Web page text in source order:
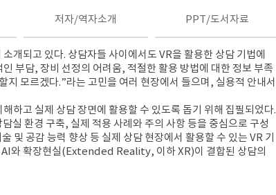
저자/역자소개 PPT/도서자료
되고 있다. 상담자들 사이에서도 VR을 활용한 상담 기법에
부담, 장비 선정의 어려움, 적절한 활용 방법에 대한 정보 부족
모르겠다.”라는 고민을 여러 현장에서 들으며, 실용적 안내서
하고 실제 상담 장면에 활용할 수 있도록 돕기 위해 집필되었다.
실 환경 구축, 실제 적용 사례와 주의 사항 등을 중심으로 구성
및 공감 능력 향상 등 실제 상담 현장에서 활용할 수 있는 VR 기
AI와 확장현실(Extended Reality, 이하 XR)이 결합된 상담의